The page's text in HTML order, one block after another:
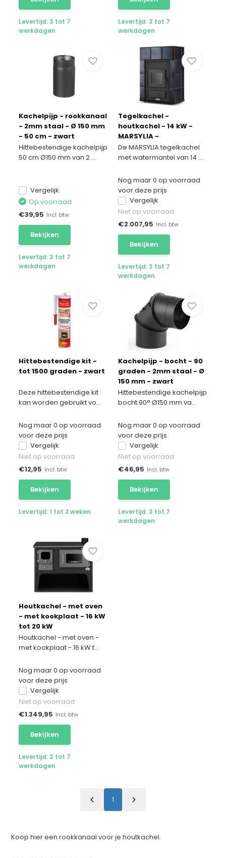
Levertijd: 3 tot 7
werkdagen
Levertijd: 3 tot 7
werkdagen
Kachelpijp - rookkanaal
- 2mm staal - Ø 150 mm
- 50 cm - zwart
Hittebestendige kachelpijp
50 cm Ø150 mm van 2 ...
Vergelijk
Op voorraad
€39,95 Incl. btw
Bekijken
Levertijd: 3 tot 7
werkdagen
Tegelkachel -
houtkachel - 14 kW -
MARSYLIA -
watermantel
De MARSYLIA tegelkachel
met watermantel van 14 ...
Nog maar 0 op voorraad
voor deze prijs
Vergelijk
Niet op voorraad
€2.007,95 Incl. btw
Bekijken
Levertijd: 3 tot 7
werkdagen
Hittebestendige kit -
tot 1500 graden - zwart
Deze hittebestendige kit
kan worden gebruikt vo...
Nog maar 0 op voorraad
voor deze prijs
Vergelijk
Niet op voorraad
€12,95 Incl. btw
Bekijken
Levertijd: 1 tot 2 weken
Kachelpijp - bocht - 90
graden - 2mm staal - Ø
150 mm - zwart
Hittebestendige kachelpijp
bocht 90° Ø150 mm va...
Nog maar 0 op voorraad
voor deze prijs
Vergelijk
Niet op voorraad
€46,95 Incl. btw
Bekijken
Levertijd: 3 tot 7
werkdagen
Houtkachel - met oven
- met kookplaat - 16 kW
tot 20 kW
Houtkachel - met oven -
met kookplaat - 16 kW t...
Nog maar 0 op voorraad
voor deze prijs
Vergelijk
Niet op voorraad
€1.349,95 Incl. btw
Bekijken
Levertijd: 3 tot 7
werkdagen
1
Koop hier een rookkanaal voor je houtkachel.